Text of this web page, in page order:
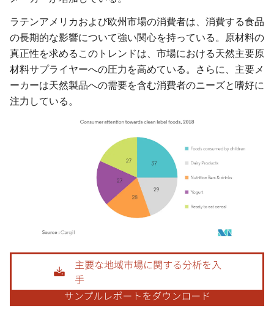
ラテンアメリカおよび欧州市場の消費者は、消費する食品
の長期的な影響について強い関心を持っている。原材料の
真正性を求めるこのトレンドは、市場における天然主要原
材料サプライヤーへの圧力を高めている。さらに、主要メ
ーカーは天然製品への需要を含む消費者のニーズと嗜好に
注力している。
画像 © Mordor Intelligence。再利用にはCC BY 4.0の表示が必要です。